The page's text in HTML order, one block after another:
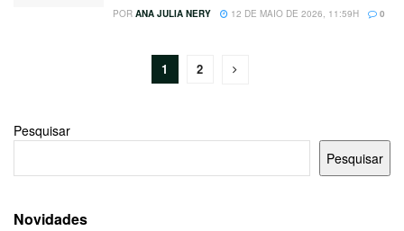
POR ANA JULIA NERY 12 DE MAIO DE 2026, 11:59H 0
1 2
Pesquisar
Pesquisar
Novidades